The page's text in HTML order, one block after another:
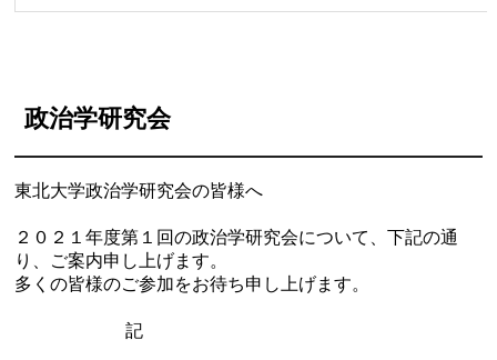
政治学研究会
東北大学政治学研究会の皆様へ
２０２１年度第１回の政治学研究会について、下記の通
り、ご案内申し上げます。
多くの皆様のご参加をお待ち申し上げます。
記